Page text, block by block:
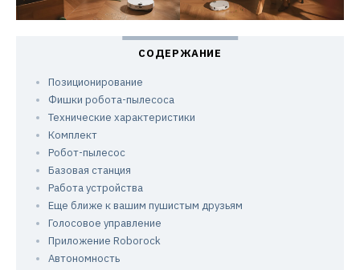
Позиционирование
Фишки робота-пылесоса
Технические характеристики
Комплект
Робот-пылесос
Базовая станция
Работа устройства
Еще ближе к вашим пушистым друзьям
Голосовое управление
Приложение Roborock
Автономность